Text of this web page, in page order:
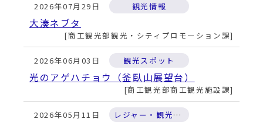
2026年07月29日 観光情報
大湊ネブタ
商工観光部観光・シティプロモーション課
2026年06月03日 観光スポット
光のアゲハチョウ（釜臥山展望台）
商工観光部商工観光施設課
2026年05月11日 レジャー・観光施設